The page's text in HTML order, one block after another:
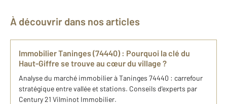
À découvrir dans nos articles
Immobilier Taninges (74440) : Pourquoi la clé du
Haut-Giffre se trouve au cœur du village ?
Analyse du marché immobilier à Taninges 74440 : carrefour
stratégique entre vallée et stations. Conseils d'experts par
Century 21 Vilminot Immobilier.